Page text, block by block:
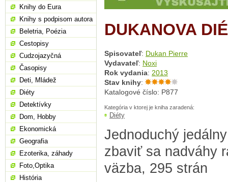
DUKANOVA
Spisovateľ: Dukan Pierre
Vydavateľ: Noxi
Rok vydania: 2013
Stav knihy:
Katalogové číslo: P877
Kategória v ktorej je kniha zaradená:
Diéty
Jednoduchý
zbaviť sa nadváhy
väzba, 295 strán
Knihy do Eura
Knihy s podpisom autora
Beletria, Poézia
Cestopisy
Cudzojazyčná
Časopisy
Deti, Mládež
Diéty
Detektívky
Dom, Hobby
Ekonomická
Geografia
Ezoterika, záhady
Foto,Optika
História